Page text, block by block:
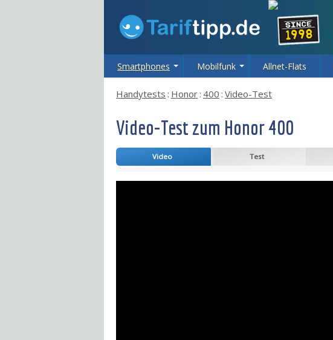
Smartphones Mobilfunk Allnet-Flats
Handytests : Honor : 400 : Video-Test
Video-Test zum Honor 400
Video Test